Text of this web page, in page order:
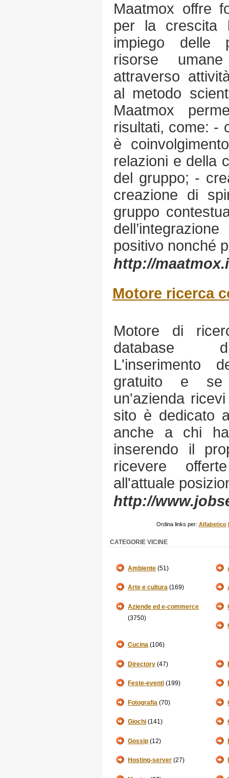
Maatmox offre
per la crescita
impiego delle
risorse
attraverso
al metodo
Maatmox
risultati, come: -
è
relazioni e della
del gruppo; -
creazione di
gruppo
positivo nonché
http://
Motore ricerca
Motore di
database di
L'inserimento
gratuito e se
un'azienda
sito è dedicato
anche a chi
inserendo il
ricevere
all'attuale
http://
Ordina links per: Alfabetico
CATEGORIE VICINE
Ambiente (51)
Arte e cultura (169)
Aziende ed e-commerce
(3750)
Cucina (106)
Directory (47)
Feste-eventi (199)
Fotografia (70)
Giochi (141)
Gossip (12)
Hosting-server (27)